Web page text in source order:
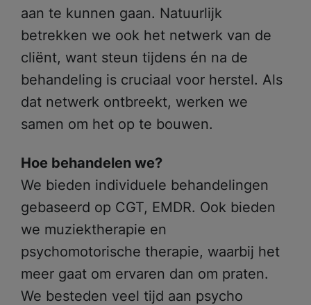
aan te kunnen gaan. Natuurlijk
betrekken we ook het netwerk van de
cliënt, want steun tijdens én na de
behandeling is cruciaal voor herstel. Als
dat netwerk ontbreekt, werken we
samen om het op te bouwen.
Hoe behandelen we?
We bieden individuele behandelingen
gebaseerd op CGT, EMDR. Ook bieden
we muziektherapie en
psychomotorische therapie, waarbij het
meer gaat om ervaren dan om praten.
We besteden veel tijd aan psycho